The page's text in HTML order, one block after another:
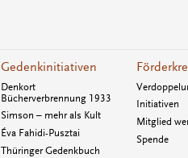
Gedenkinitiativen
Denkort
Bücherverbrennung 1933
Simson – mehr als Kult
Éva Fahidi-Pusztai
Thüringer Gedenkbuch
Initiativen
Mitglied
Spende